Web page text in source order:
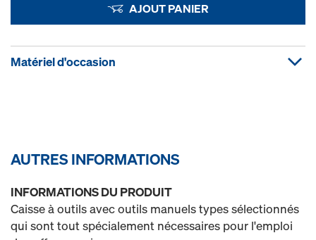
AJOUT PANIER
Matériel d'occasion
AUTRES INFORMATIONS
INFORMATIONS DU PRODUIT
Caisse à outils avec outils manuels types sélectionnés
qui sont tout spécialement nécessaires pour l'emploi